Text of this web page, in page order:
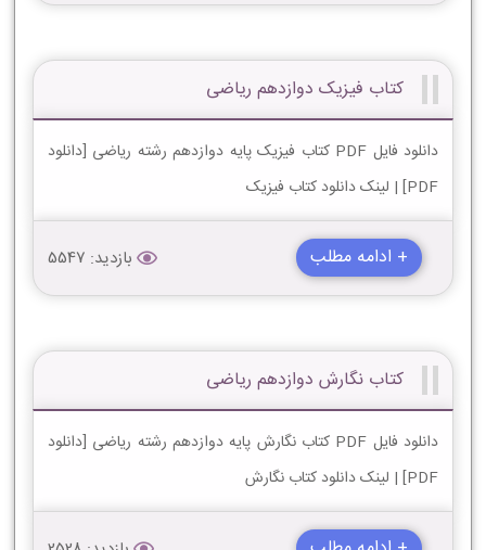
کتاب فیزیک دوازدهم ریاضی
دانلود فایل PDF کتاب فیزیک پایه دوازدهم رشته ریاضی [دانلود
PDF] | لینک دانلود کتاب فیزیک
+ ادامه مطلب بازدید: 5547
کتاب نگارش دوازدهم ریاضی
دانلود فایل PDF کتاب نگارش پایه دوازدهم رشته ریاضی [دانلود
PDF] | لینک دانلود کتاب نگارش